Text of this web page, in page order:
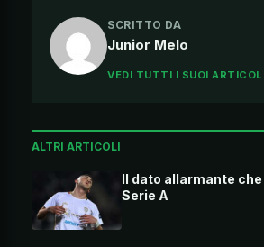
SCRITTO DA
Junior Melo
VEDI TUTTI I SUOI
ALTRI ARTICOLI
Il dato allarmante
Serie A